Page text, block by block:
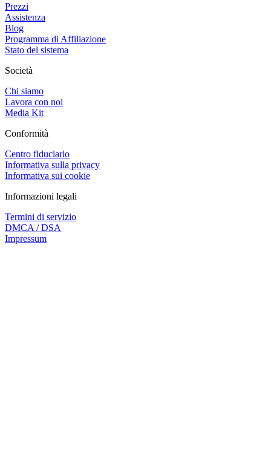
Prezzi
Assistenza
Blog
Programma di Affiliazione
Stato del sistema
Società
Chi siamo
Lavora con noi
Media Kit
Conformità
Centro fiduciario
Informativa sulla privacy
Informativa sui cookie
Informazioni legali
Termini di servizio
DMCA / DSA
Impressum